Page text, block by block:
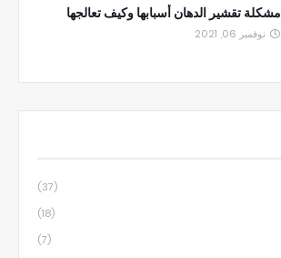
مشكلة تقشير الدهان أسبابها وكيف تعالجها
نوفمبر 06, 2021
(37)
(18)
(7)